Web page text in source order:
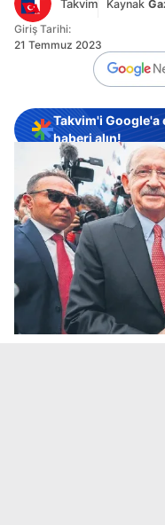
Takvim Kaynak
Giriş Tarihi:
21 Temmuz 2023
Takvim'i Google'a
haberi alın!